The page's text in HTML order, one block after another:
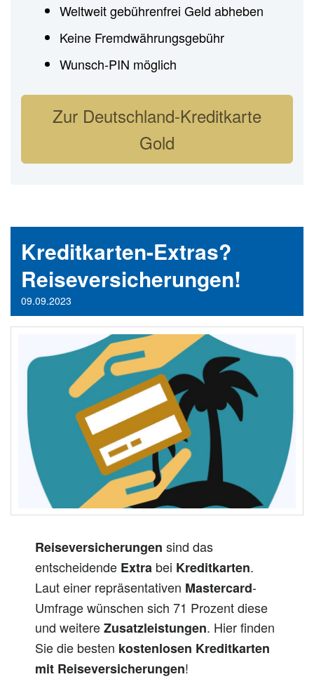
Weltweit gebührenfrei Geld abheben
Keine Fremdwährungsgebühr
Wunsch-PIN möglich
Zur Deutschland-Kreditkarte
Gold
Kreditkarten-Extras?
Reiseversicherungen!
09.09.2023
Reiseversicherungen sind das
entscheidende Extra bei Kreditkarten.
Laut einer repräsentativen Mastercard-
Umfrage wünschen sich 71 Prozent diese
und weitereZusatzleistungen. Hier finden
Sie die besten kostenlosen Kreditkarten
mit Reiseversicherungen!